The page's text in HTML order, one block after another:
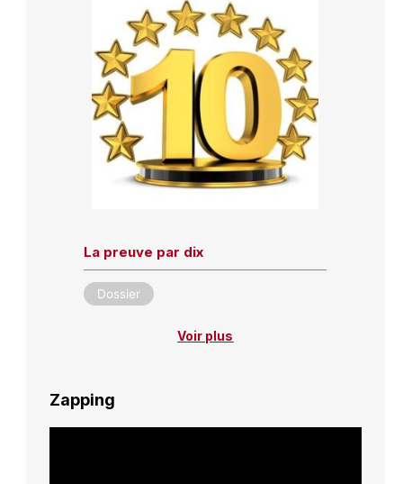
La preuve par dix
Dossier
Voir plus
Zapping